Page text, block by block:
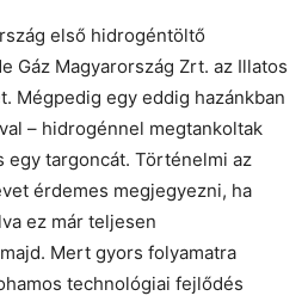
első hidrogéntöltő
Gáz Magyarország Zrt. az Illatos
Mégpedig egy eddig hazánkban
– hidrogénnel megtankoltak
egy targoncát. Történelmi az
érdemes megjegyezni, ha
ez már teljesen
Mert gyors folyamatra
technológiai fejlődés